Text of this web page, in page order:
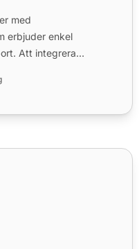
med
erbjuder enkel
Att integrera